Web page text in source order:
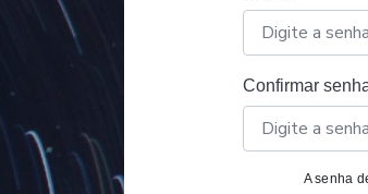
Confirmar
A senha